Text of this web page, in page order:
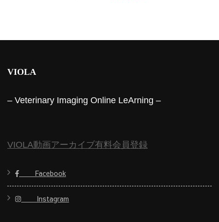
VIOLA
– Veterinary Imaging Online LeArning –
VIOLA動画アーカイブ有料会員登録
Facebook
Instagram